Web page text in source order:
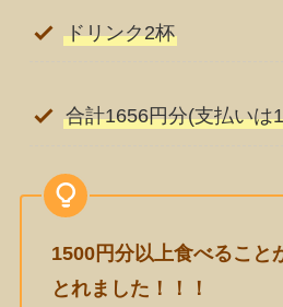
ドリンク2杯
合計1656円分(支払いは
1500円分以上食べること
とれました！！！